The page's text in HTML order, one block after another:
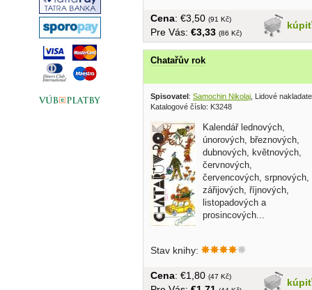
kúpiť
Cena: €3,50 (91 Kč)
Pre Vás: €3,33 (86 Kč)
Chatařův rok
Spisovatel: Samochin Nikolaj , Lidové
Katalogové číslo: K3248
Kalendář lednových,
únorových, březnových,
dubnových, květnových,
červnových,
červencových, srpnových,
zářijových, říjnových,
listopadových a
prosincových...
Stav knihy:
kúpiť
Cena: €1,80 (47 Kč)